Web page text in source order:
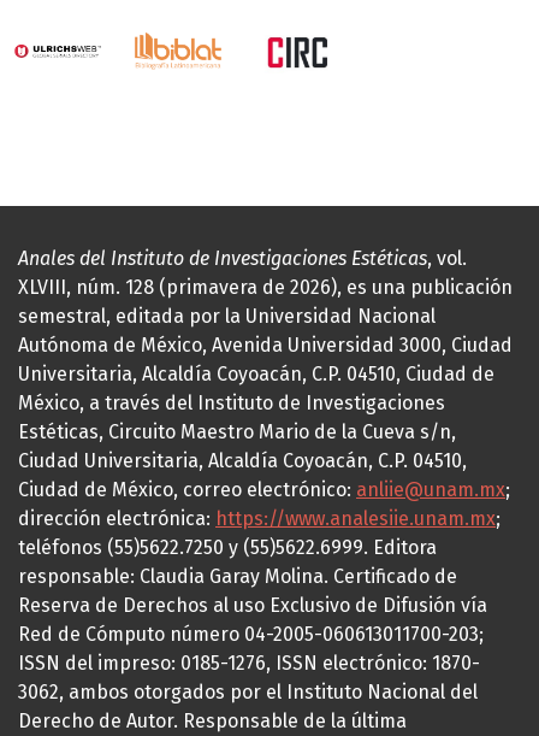
Anales del Instituto de Investigaciones Estéticas, vol.
XLVIII, núm. 128 (primavera de 2026), es una publicación
semestral, editada por la Universidad Nacional
Autónoma de México, Avenida Universidad 3000, Ciudad
Universitaria, Alcaldía Coyoacán, C.P. 04510, Ciudad de
México, a través del Instituto de Investigaciones
Estéticas, Circuito Maestro Mario de la Cueva s/n,
Ciudad Universitaria, Alcaldía Coyoacán, C.P. 04510,
Ciudad de México, correo electrónico: anliie@unam.mx;
dirección electrónica: https://www.analesiie.unam.mx;
teléfonos (55)5622.7250 y (55)5622.6999. Editora
responsable: Claudia Garay Molina. Certificado de
Reserva de Derechos al uso Exclusivo de Difusión vía
Red de Cómputo número 04-2005-060613011700-203;
ISSN del impreso: 0185-1276, ISSN electrónico: 1870-
3062, ambos otorgados por el Instituto Nacional del
Derecho de Autor. Responsable de la última